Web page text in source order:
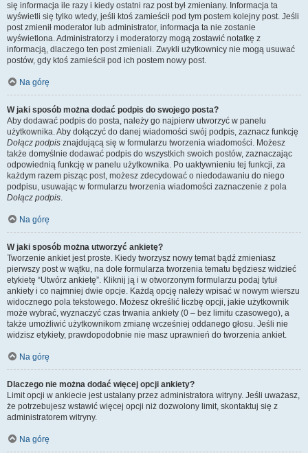
się informacja ile razy i kiedy ostatni raz post był zmieniany. Informacja ta
wyświetli się tylko wtedy, jeśli ktoś zamieścił pod tym postem kolejny post. Jeśli
post zmienił moderator lub administrator, informacja ta nie zostanie
wyświetlona. Administratorzy i moderatorzy mogą zostawić notatkę z
informacją, dlaczego ten post zmieniali. Zwykli użytkownicy nie mogą usuwać
postów, gdy ktoś zamieścił pod ich postem nowy post.
Na górę
W jaki sposób można dodać podpis do swojego posta?
Aby dodawać podpis do posta, należy go najpierw utworzyć w panelu
użytkownika. Aby dołączyć do danej wiadomości swój podpis, zaznacz funkcję
Dołącz podpis znajdującą się w formularzu tworzenia wiadomości. Możesz
także domyślnie dodawać podpis do wszystkich swoich postów, zaznaczając
odpowiednią funkcję w panelu użytkownika. Po uaktywnieniu tej funkcji, za
każdym razem pisząc post, możesz zdecydować o niedodawaniu do niego
podpisu, usuwając w formularzu tworzenia wiadomości zaznaczenie z pola
Dołącz podpis.
Na górę
W jaki sposób można utworzyć ankietę?
Tworzenie ankiet jest proste. Kiedy tworzysz nowy temat bądź zmieniasz
pierwszy post w wątku, na dole formularza tworzenia tematu będziesz widzieć
etykietę “Utwórz ankietę”. Kliknij ją i w otworzonym formularzu podaj tytuł
ankiety i co najmniej dwie opcje. Każdą opcję należy wpisać w nowym wierszu
widocznego pola tekstowego. Możesz określić liczbę opcji, jakie użytkownik
może wybrać, wyznaczyć czas trwania ankiety (0 – bez limitu czasowego), a
także umożliwić użytkownikom zmianę wcześniej oddanego głosu. Jeśli nie
widzisz etykiety, prawdopodobnie nie masz uprawnień do tworzenia ankiet.
Na górę
Dlaczego nie można dodać więcej opcji ankiety?
Limit opcji w ankiecie jest ustalany przez administratora witryny. Jeśli uważasz,
że potrzebujesz wstawić więcej opcji niż dozwolony limit, skontaktuj się z
administratorem witryny.
Na górę